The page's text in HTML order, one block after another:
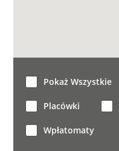
Pokaż Wszystkie
Placówki
Wpłatomaty